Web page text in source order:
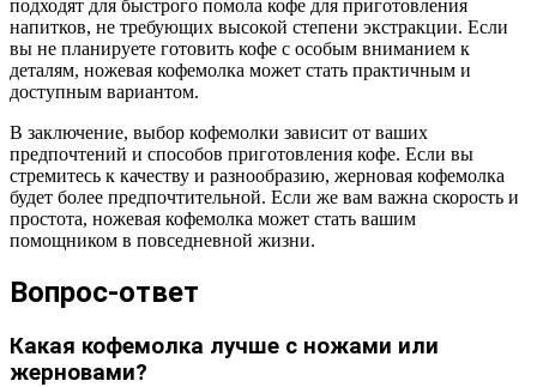
подходят для быстрого помола кофе для приготовления
напитков, не требующих высокой степени экстракции. Если
вы не планируете готовить кофе с особым вниманием к
деталям, ножевая кофемолка может стать практичным и
доступным вариантом.
В заключение, выбор кофемолки зависит от ваших
предпочтений и способов приготовления кофе. Если вы
стремитесь к качеству и разнообразию, жерновая кофемолка
будет более предпочтительной. Если же вам важна скорость и
простота, ножевая кофемолка может стать вашим
помощником в повседневной жизни.
Вопрос-ответ
Какая кофемолка лучше с ножами или
жерновами?